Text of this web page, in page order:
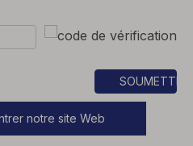
SOUMETTRE
notre site Web